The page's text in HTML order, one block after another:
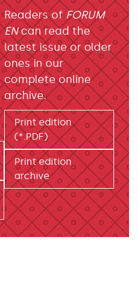
Readers of FORUM
ENcan read the
latest issue or older
ones in our
complete online
archive.
Print edition
(*.PDF)
Print edition
archive